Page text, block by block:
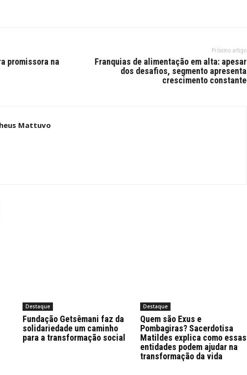
promissora na
Próximo artigo
Franquias de alimentação em alta: apesar
dos desafios, segmento apresenta
crescimento constante
Mattuvo
Destaque
Fundação Getsêmani faz da
solidariedade um caminho
para a transformação social
Destaque
Quem são Exus e
Pombagiras? Sacerdotisa
Matildes explica como essas
entidades podem ajudar na
transformação da vida